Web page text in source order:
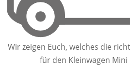
Wir zeigen Euch, welches die
für den Kleinwagen Mini